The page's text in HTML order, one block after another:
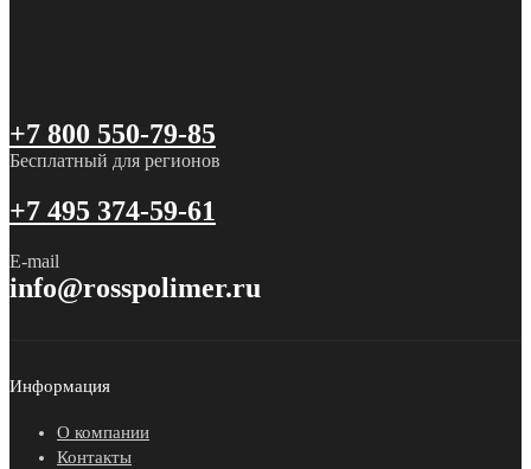
+7 800 550-79-85
Бесплатный для регионов
+7 495 374-59-61
E-mail
info@rosspolimer.ru
Информация
О компании
Контакты